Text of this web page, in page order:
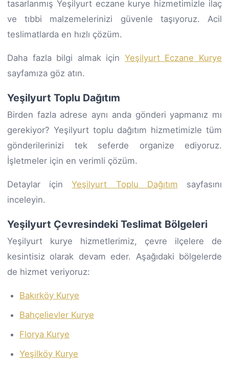
tasarlanmış Yeşilyurt eczane kurye hizmetimizle ilaç
ve tıbbi malzemelerinizi güvenle taşıyoruz. Acil
teslimatlarda en hızlı çözüm.
Daha fazla bilgi almak için Yeşilyurt Eczane Kurye
sayfamıza göz atın.
Yeşilyurt Toplu Dağıtım
Birden fazla adrese aynı anda gönderi yapmanız mı
gerekiyor? Yeşilyurt toplu dağıtım hizmetimizle tüm
gönderilerinizi tek seferde organize ediyoruz.
İşletmeler için en verimli çözüm.
Detaylar içinYeşilyurt Toplu Dağıtım sayfasını
inceleyin.
Yeşilyurt Çevresindeki Teslimat Bölgeleri
Yeşilyurt kurye hizmetlerimiz, çevre ilçelere de
kesintisiz olarak devam eder. Aşağıdaki bölgelerde
de hizmet veriyoruz:
Bakırköy Kurye
Bahçelievler Kurye
Florya Kurye
Yeşilköy Kurye